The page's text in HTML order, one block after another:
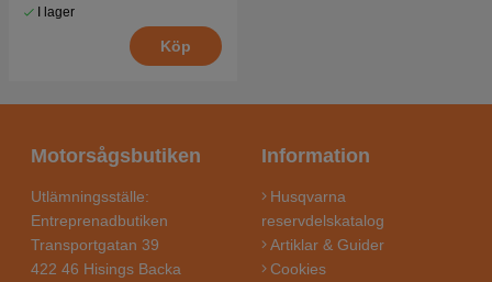
I lager
Köp
Motorsågsbutiken
Utlämningsställe:
Entreprenadbutiken
Transportgatan 39
422 46 Hisings Backa
Information
Husqvarna
reservdelskatalog
Artiklar & Guider
Cookies